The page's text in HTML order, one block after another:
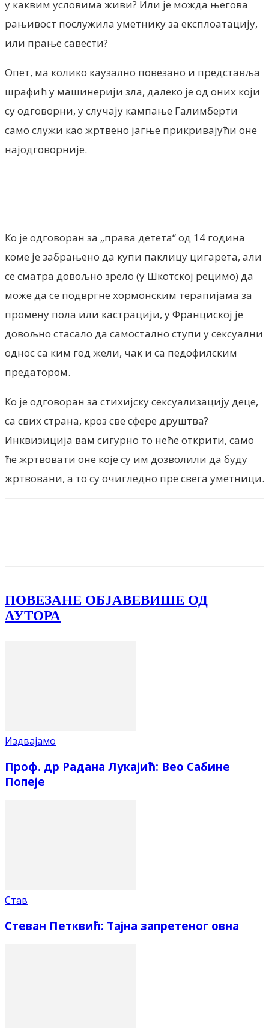
у каквим условима живи? Или је можда његова
рањивост послужила уметнику за експлоатацију,
или прање савести?
Опет, ма колико каузално повезано и представља
шрафић у машинерији зла, далеко је од оних који
су одговорни, у случају кампање Галимберти
само служи као жртвено јагње прикривајући оне
најодговорније.
Ко је одговоран за „права детета“ од 14 година
коме је забрањено да купи паклицу цигарета, али
се сматра довољно зрело (у Шкотској рецимо) да
може да се подвргне хормонским терапијама за
промену пола или кастрацији, у Франциској је
довољно стасало да самостално ступи у сексуални
однос са ким год жели, чак и са педофилским
предатором.
Ко је одговоран за стихијску сексуализацију деце,
са свих страна, кроз све сфере друштва?
Инквизиција вам сигурно то неће открити, само
ће жртвовати оне које су им дозволили да буду
жртвовани, а то су очигледно пре свега уметници.
ПОВЕЗАНЕ ОБЈАВЕВИШЕ ОД
АУТОРА
Издвајамо
Проф. др Радана Лукајић: Вео Сабине
Попеје
Став
Стеван Петквић: Тајна запретеног овна